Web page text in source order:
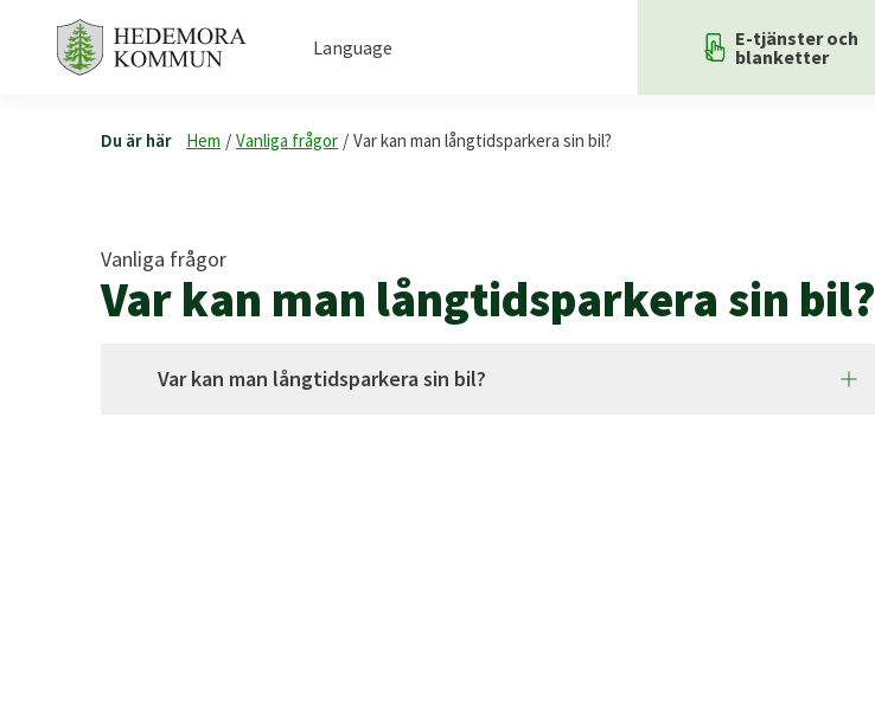
Language
E-tjänster och
blanketter
Du är här Hem / Vanliga frågor / Var kan man långtidsparkera sin bil?
Vanliga frågor
Var kan man långtidsparkera sin bil?
Var kan man långtidsparkera sin bil?